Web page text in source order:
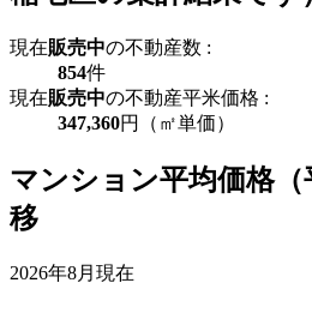
現在販売中の不動産数 :
854件
現在販売中の不動産平米価格 :
347,360円（㎡単価）
マンション平均価格
移
2026年8月現在